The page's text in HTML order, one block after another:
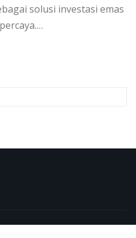
solusi investasi emas